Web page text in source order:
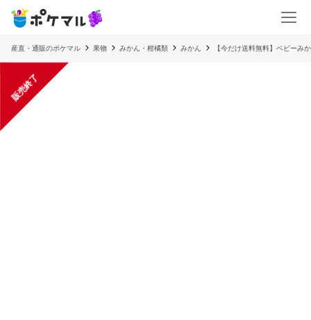
産直・通販のポケマル 果物 みかん・柑橘類 みかん 【今だけ送料無料】ベビーみ
販売終了